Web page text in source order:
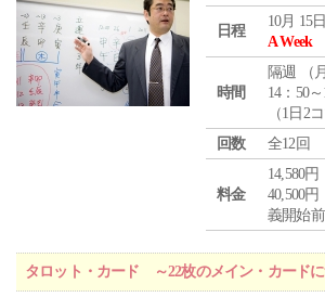
日程
10月 15
A Week
時間
隔週 （ 月
14：50
（1日2コ
回数
全12回
料金
14,580
40,500
義開始前
タロット・カード ～22枚のメイン・カード